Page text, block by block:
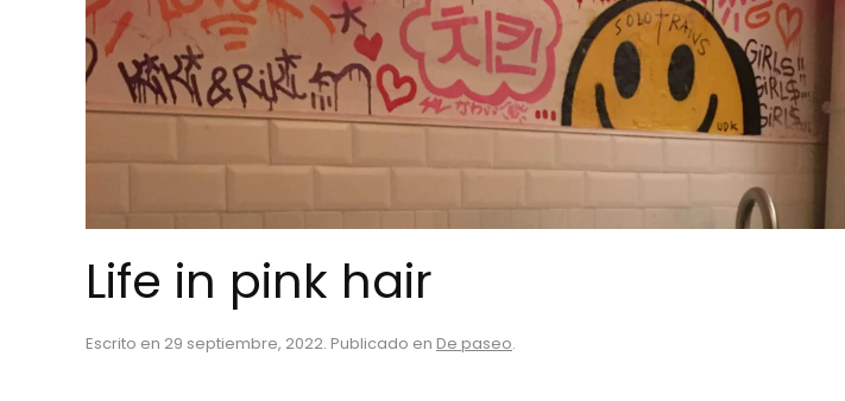
Life in pink hair
Escrito en 29 septiembre, 2022. Publicado en De paseo.